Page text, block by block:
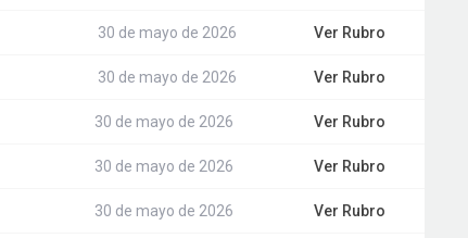
30 de mayo de 2026 Ver Rubro
30 de mayo de 2026 Ver Rubro
30 de mayo de 2026 Ver Rubro
30 de mayo de 2026 Ver Rubro
30 de mayo de 2026 Ver Rubro